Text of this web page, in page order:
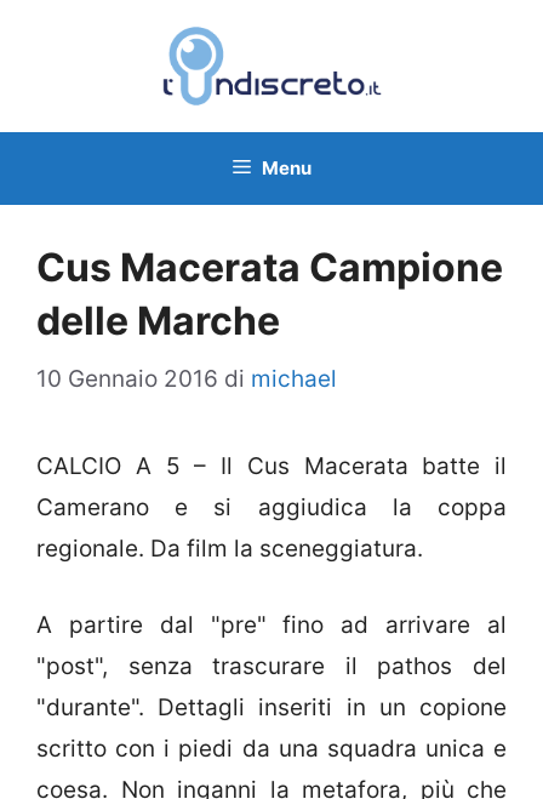
Menu
Cus Macerata Campione
delle Marche
10 Gennaio 2016 di michael
CALCIO A 5 – Il Cus Macerata batte il
Camerano e si aggiudica la coppa
regionale. Da film la sceneggiatura.
A partire dal "pre" fino ad arrivare al
"post", senza trascurare il pathos del
"durante". Dettagli inseriti in un copione
scritto con i piedi da una squadra unica e
coesa. Non inganni la metafora, più che